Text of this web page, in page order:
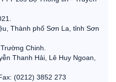
Thành phố Sơn La, tỉnh Sơn
Chinh.
Thanh Hải, Lê Huy Ngoan,
(0212) 3852 273